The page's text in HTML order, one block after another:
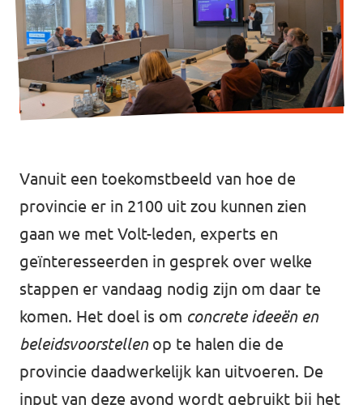
Bestuur Rotterdam Zuid-Holland Zuid
Vacatures
Vacatures Volt Zuid-Holland Zuid
Vanuit een toekomstbeeld van hoe de
provincie er in 2100 uit zou kunnen zien
gaan we met Volt-leden, experts en
geïnteresseerden in gesprek over welke
stappen er vandaag nodig zijn om daar te
komen. Het doel is om concrete ideeën en
beleidsvoorstellenop te halen die de
provincie daadwerkelijk kan uitvoeren. De
input van deze avond wordt gebruikt bij het